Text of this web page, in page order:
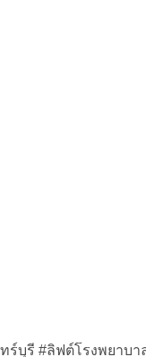
ร์บุรี #ลิฟต์โรงพยาบ